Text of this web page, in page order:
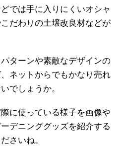
では手に入りにくいオシャ
だわりの土壌改良材などが
ターンや素敵なデザインの
ネットからでもかなり売れ
でしょうか。
に使っている様子を画像や
デニンググッズを紹介する
さいね。